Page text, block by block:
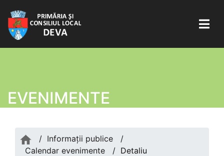
EVENIMENTE
/ Informații publice
/
Calendar evenimente
/ Detaliu